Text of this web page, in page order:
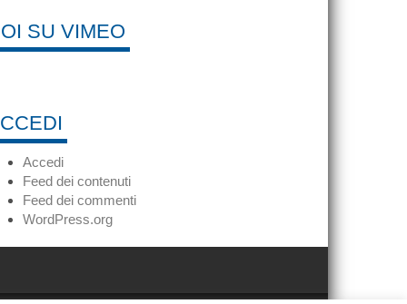
SU VIMEO
Accedi
Feed dei contenuti
Feed dei commenti
WordPress.org